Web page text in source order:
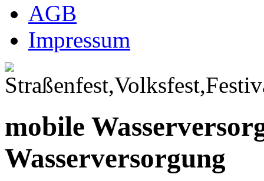
AGB
Impressum
mobile
Wasserversorgung